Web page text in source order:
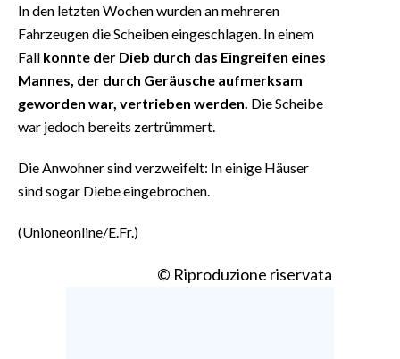
ABBONATI
ANNUNCI
PUBBLICITÀ
SPIAGGE
In den letzten Wochen wurden an mehreren
Fahrzeugen die Scheiben eingeschlagen. In einem
Fall konnte der Dieb durch das Eingreifen eines
Mannes, der durch Geräusche aufmerksam
geworden war, vertrieben werden. Die Scheibe
war jedoch bereits zertrümmert.
Die Anwohner sind verzweifelt: In einige Häuser
sind sogar Diebe eingebrochen.
(Unioneonline/E.Fr.)
© Riproduzione riservata